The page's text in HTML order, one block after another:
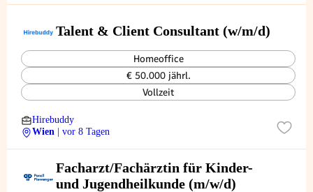
Talent & Client Consultant (w/m/d)
Homeoffice
€ 50.000 jährl.
Vollzeit
Hirebuddy
Wien
| vor 8 Tagen
Facharzt/Fachärztin für Kinder-
und Jugendheilkunde (m/w/d)